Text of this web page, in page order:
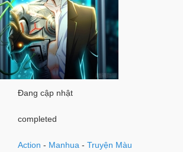
Đang cập nhật
completed
Action - Manhua -Truyện Màu